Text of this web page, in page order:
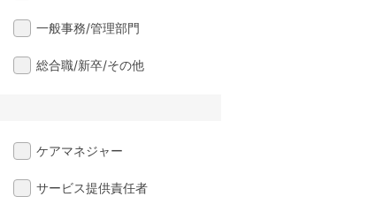
一般事務/管理部門
総合職/新卒/その他
ケアマネジャー
サービス提供責任者